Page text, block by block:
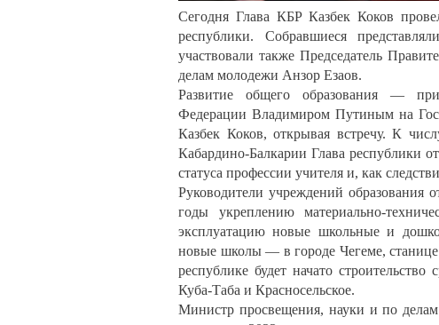
Сегодня Глава КБР Казбек Коков
республики. Собравшиеся
участвовали также Председатель
делам молодежи Анзор Езаов.
Развитие общего образования —
Федерации Владимиром Путиным на
Казбек Коков, открывая встречу. К
Кабардино-Балкарии Глава республики
статуса профессии учителя и, как
Руководители учреждений образования
годы укреплению материально-
эксплуатацию новые школьные и
новые школы — в городе Чегеме,
республике будет начато
Куба-Таба и Красносельское.
Министр просвещения, науки и по